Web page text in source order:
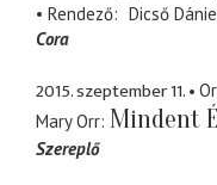
Rendező
Dicső
Cora
2015. szeptember 11.
Mary Orr Mindent
Szereplő